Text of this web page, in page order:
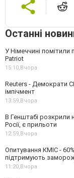
Останні
У Німеччині
Patriot
15:10, Вчора
Reuters - Демократи
імпічмент
13:59, Вчора
В Генштабі розкрили
Росії, є прильоти
12:59, Вчора
Опитування КМІС -
підтримують
11:20, Вчора